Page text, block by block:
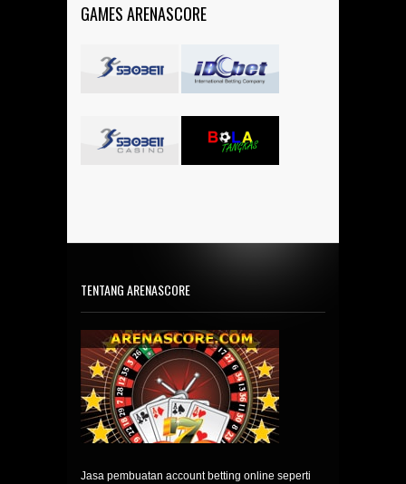
GAMES ARENASCORE
TENTANG ARENASCORE
Jasa pembuatan account betting online seperti